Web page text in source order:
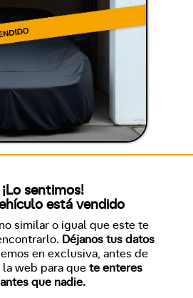
¡Lo sentimos!
está vendido
similar o igual que este te
Déjanos tus datos
en exclusiva, antes de
web para que te enteres
antes que nadie.